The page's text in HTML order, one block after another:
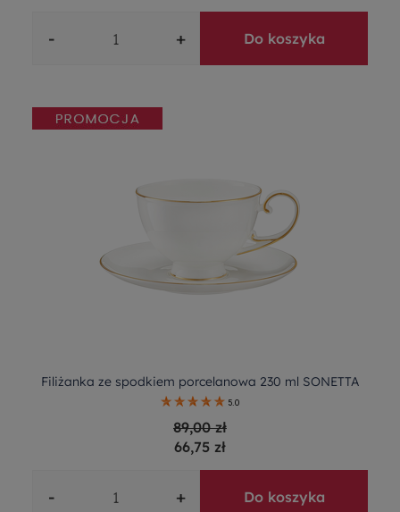
- + Do koszyka
Filiżanka ze spodkiem porcelanowa 230 ml SONETTA
5.0
89,00 zł
66,75 zł
- + Do koszyka